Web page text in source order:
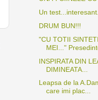
Un
DRUM BUN!!!
"CU TOTII
MEI..."
INSPIRATA DIN
DIMINEATA...
Leapsa de la
care imi plac...